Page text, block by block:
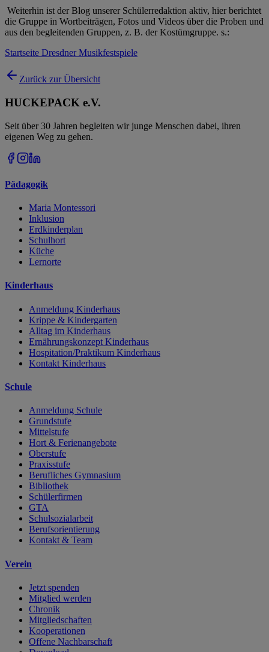
Weiterhin ist der Blog unserer Schülerredaktion aktiv, hier berichtet
die Gruppe in Wortbeiträgen, Fotos und Videos über die Proben und
aus den begleitenden Gruppen, z. B. der Kostümgruppe. s.:
Startseite Dresdner Musikfestspiele
Zurück zur Übersicht
HUCKEPACK e.V.
Seit über 30 Jahren begleiten wir junge Menschen dabei, ihren
eigenen Weg zu gehen.
Pädagogik
Maria Montessori
Inklusion
Erdkinderplan
Schulhort
Küche
Lernorte
Kinderhaus
Anmeldung Kinderhaus
Krippe & Kindergarten
Alltag im Kinderhaus
Ernährungskonzept Kinderhaus
Hospitation/Praktikum Kinderhaus
Kontakt Kinderhaus
Schule
Anmeldung Schule
Grundstufe
Mittelstufe
Hort & Ferienangebote
Oberstufe
Praxisstufe
Berufliches Gymnasium
Bibliothek
Schülerfirmen
GTA
Schulsozialarbeit
Berufsorientierung
Kontakt & Team
Verein
Jetzt spenden
Mitglied werden
Chronik
Mitgliedschaften
Kooperationen
Offene Nachbarschaft